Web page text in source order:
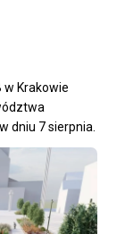
w Krakowie
dniu 7 sierpnia.